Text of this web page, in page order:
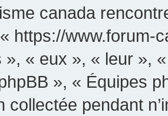
canada
https://www.forum-
», « eux », « leur »,
», « Équipes
collectée pendant